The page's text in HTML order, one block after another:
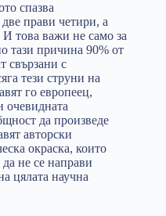
спазва
прави четири, а
това важи не само за
тази причина 90% от
свързани с
тези струни на
го европеец,
очевидната
да произведе
авторски
окраска, които
не се направи
цялата научна